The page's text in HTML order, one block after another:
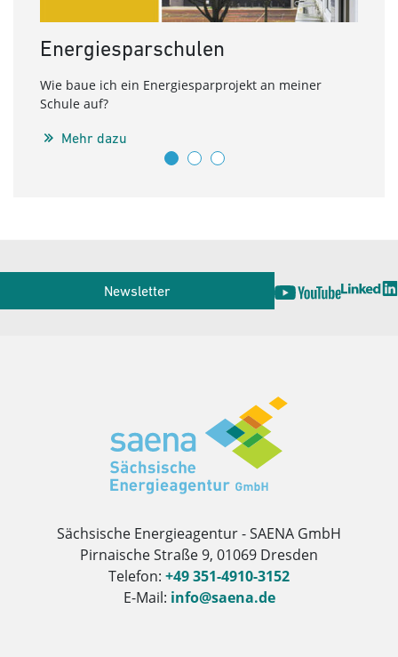
Energiesparschulen
Wie baue ich ein Energiesparprojekt an meiner
Schule auf?
Mehr dazu
Newsletter
Sächsische Energieagentur - SAENA GmbH
Pirnaische Straße 9, 01069 Dresden
Telefon: +49 351-4910-3152
E-Mail: info@saena.de